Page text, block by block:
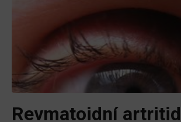
Revmatoidní